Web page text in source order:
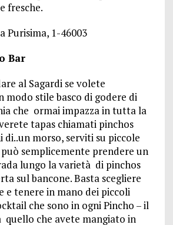
fresche.
Purisima, 1-46003
Bar
al Sagardi se volete
modo stile basco di godere di
che ormai impazza in tutta la
tapas chiamati pinchos
di..un morso, serviti su piccole
semplicemente prendere un
lungo la varietà di pinchos
sul bancone. Basta scegliere
e tenere in mano dei piccoli
che sono in ogni Pincho – il
quello che avete mangiato in